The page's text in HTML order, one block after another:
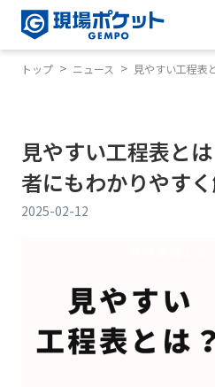
トップ ニュース 見やすい工程表
見やすい工程表と
者にもわかりやす
2025-02-12